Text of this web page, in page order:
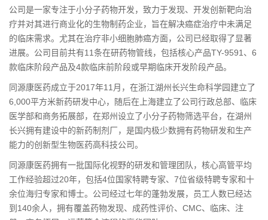
公司是一家专注于小分子药物开发，致力于发现、开发创新靶向治
疗并对其进行商业化的生物制药企业，旨在解决癌症治疗中未满足
的临床需求。尤其在治疗非小细胞肺癌方面，公司已经取得了显著
进展。公司目前共有11条在研药物管线，包括核心产品TY-9591、6
款临床阶段产品及4款临床前阶段或早期临床开发阶段产品。
同源康医药成立于2017年11月，在浙江湖州长兴生命科学园建立了
6,000平方米新药研发中心，随后在上海建立了公司行政总部、临床
医学部和商务拓展部，在郑州设立了小分子药物筛选平台，在湖州
长兴拥有建设中的新药制剂厂，是国内极少数拥有药物研发和生产
能力的创新型生物医药高科技公司。
同源康医药拥有一批国际化视野的研发和管理团队，核心高管平均
工作经验超过20年，包括4位国家特聘专家、7位省级特聘专家和十
余位海归专家和博士。公司经过七年的蓬勃发展，员工人数已经达
到140余人，拥有覆盖药物发现、成药性评价、CMC、临床、注